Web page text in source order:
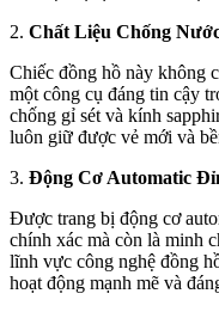
2. Chất Liệu Chống
Chiếc đồng hồ này không
một công cụ đáng tin cậy
chống gỉ sét và kính
luôn giữ được vẻ mới và
3. Động Cơ Automatic
Được trang bị động cơ
chính xác mà còn là minh
lĩnh vực công nghệ đồng
hoạt động mạnh mẽ và